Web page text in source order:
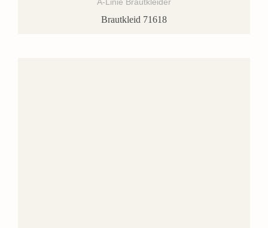
Brautkleid 71618